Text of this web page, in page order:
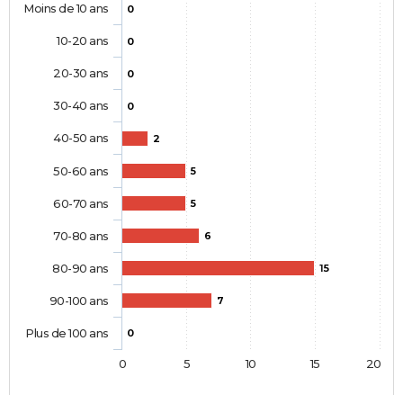
0
0
0
0
2
5
5
6
15
7
0
Moins de 10 ans
10-20 ans
20-30 ans
30-40 ans
40-50 ans
50-60 ans
60-70 ans
70-80 ans
80-90 ans
90-100 ans
Plus de 100 ans
0 5 10 15 20